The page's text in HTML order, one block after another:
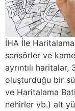
İHA İle
sensörler ve
ayrıntılı
oluşturduğu bir
ve Haritalama
nehirler vb.) alt